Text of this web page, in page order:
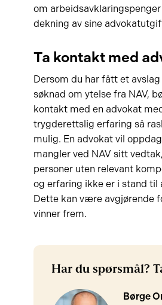
om arbeidsavklaringspenger
dekning av sine
Ta kontakt med
Dersom du har fått et
søknad om ytelse fra NAV,
kontakt med en advokat
trygderettslig erfaring så
mulig. En advokat vil
mangler ved NAV sitt
personer uten relevant
og erfaring ikke er i stand til
Dette kan være avgjørende
vinner frem.
Har du spørsmål?
Børge